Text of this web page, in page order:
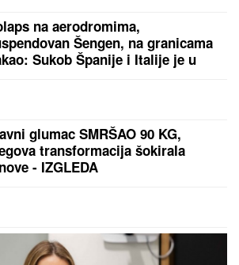
sam 201 CM, muškarci mi
kancelarijski posao, odabrala
opciju - pare su vrh ledenog
SAM SE OŽENIO IMAO SAM
"Skoro svi na estradi imaju
veze"